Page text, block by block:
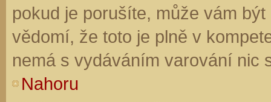
pokud je porušíte, může vám
vědomí, že toto je plně v
nemá s vydáváním varování nic
Nahoru